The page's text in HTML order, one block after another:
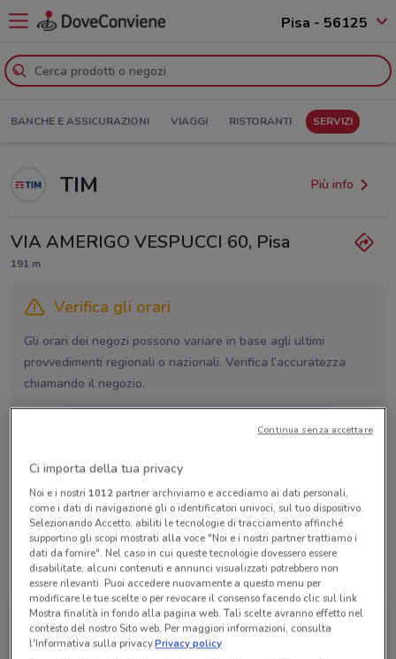
Pisa - 56125
BANCHE E ASSICURAZIONI VIAGGI RISTORANTI SERVIZI
TIM Più info
VIA AMERIGO VESPUCCI 60, Pisa
191 m
Verifica gli orari
Gli orari dei negozi possono variare in base agli ultimi
provvedimenti regionali o nazionali. Verifica l’accuratezza
chiamando il negozio.
Chiama il negozio
Lunedì
Martedì
Mercoledì
Giovedì
Venerdì n.d.
05040215
Tutte le promozioni di questo negozio
Ci importa della tua privacy
Noi e i nostri 1012partner archiviamo e accediamo ai dati personali,
come i dati di navigazione gli o identificatori univoci, sul tuo dispositivo.
Selezionando Accetto, abiliti le tecnologie di tracciamento affinché
supportino gli scopi mostrati alla voce "Noi e i nostri partner trattiamo i
dati da fornire". Nel caso in cui queste tecnologie dovessero essere
disabilitate, alcuni contenuti e annunci visualizzati potrebbero non
essere rilevanti. Puoi accedere nuovamente a questo menu per
modificare le tue scelte o per revocare il consenso facendo clic sul link
Mostra finalità in fondo alla pagina web. Tali scelte avranno effetto nel
contesto del nostro Sito web. Per maggiori informazioni, consulta
l'Informativa sulla privacy.Privacy policy
Continua senza accettare